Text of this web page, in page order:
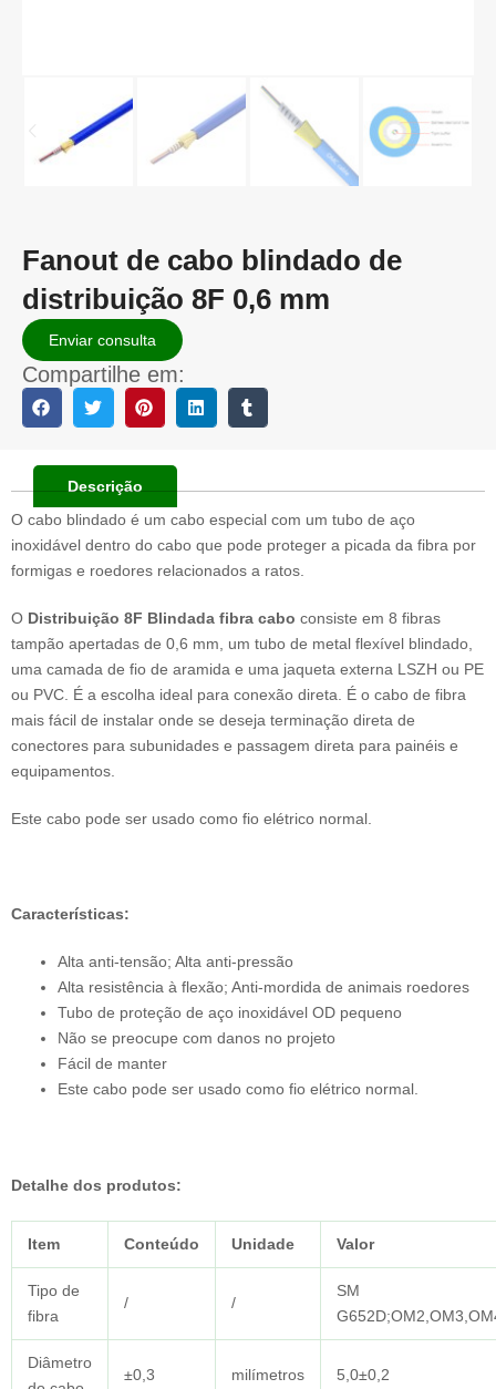
Fanout de cabo blindado de
distribuição 8F 0,6 mm
Enviar consulta
Compartilhe em:
Descrição
O cabo blindado é um cabo especial com um tubo de aço
inoxidável dentro do cabo que pode proteger a picada da fibra por
formigas e roedores relacionados a ratos.
O Distribuição 8F Blindada fibra cabo consiste em 8 fibras
tampão apertadas de 0,6 mm, um tubo de metal flexível blindado,
uma camada de fio de aramida e uma jaqueta externa LSZH ou PE
ou PVC. É a escolha ideal para conexão direta. É o cabo de fibra
mais fácil de instalar onde se deseja terminação direta de
conectores para subunidades e passagem direta para painéis e
equipamentos.
Este cabo pode ser usado como fio elétrico normal.
Características:
Alta anti-tensão; Alta anti-pressão
Alta resistência à flexão; Anti-mordida de animais roedores
Tubo de proteção de aço inoxidável OD pequeno
Não se preocupe com danos no projeto
Fácil de manter
Este cabo pode ser usado como fio elétrico normal.
Detalhe dos produtos:
Item Conteúdo Unidade Valor
Tipo de
fibra
/ /
SM
Diâmetro
±0,3 milímetros 5,0±0,2